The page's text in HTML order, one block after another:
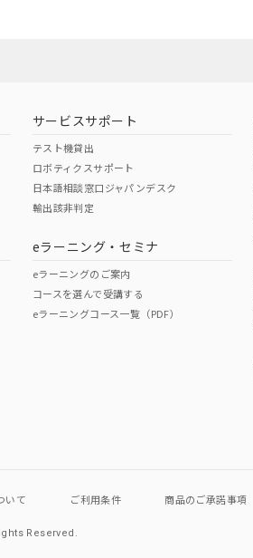
O
サービスサポート
テスト機貸出
ロボティクスサポート
日本語相談窓口ジャパンデスク
輸出該非判定
eラーニング・セミナ
eラーニングのご案内
コースを選んで受講する
eラーニングコース一覧（PDF）
いて ご利用条件 商品のご承諾事項
Reserved.